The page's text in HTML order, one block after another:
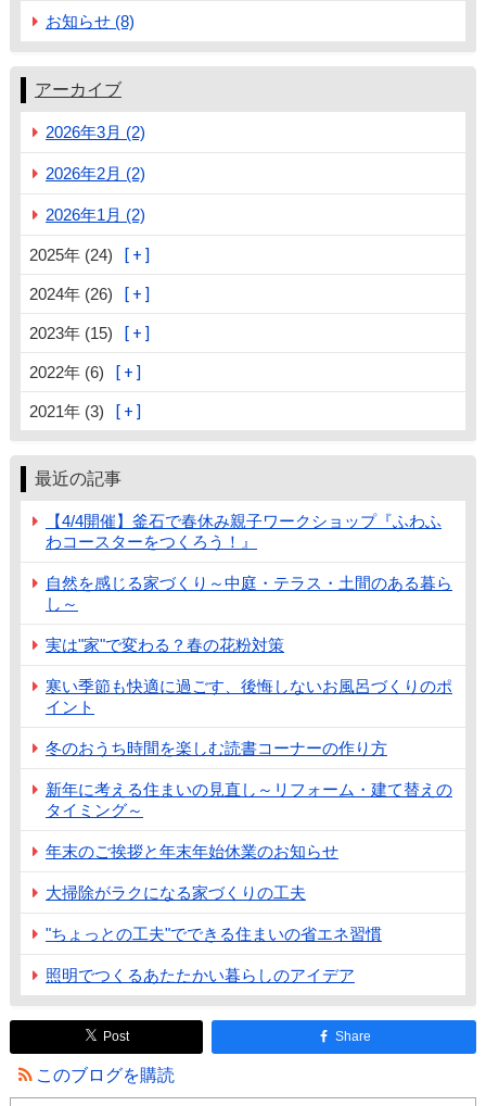
お知らせ (8)
アーカイブ
2026年3月 (2)
2026年2月 (2)
2026年1月 (2)
2025年 (24)
2024年 (26)
2023年 (15)
2022年 (6)
2021年 (3)
最近の記事
【4/4開催】釜石で春休み親子ワークショップ『ふわふ
わコースターをつくろう！』
自然を感じる家づくり～中庭・テラス・土間のある暮ら
し～
実は"家"で変わる？春の花粉対策
寒い季節も快適に過ごす、後悔しないお風呂づくりのポ
イント
冬のおうち時間を楽しむ読書コーナーの作り方
新年に考える住まいの見直し～リフォーム・建て替えの
タイミング～
年末のご挨拶と年末年始休業のお知らせ
大掃除がラクになる家づくりの工夫
"ちょっとの工夫"でできる住まいの省エネ習慣
照明でつくるあたたかい暮らしのアイデア
Post Share
このブログを購読